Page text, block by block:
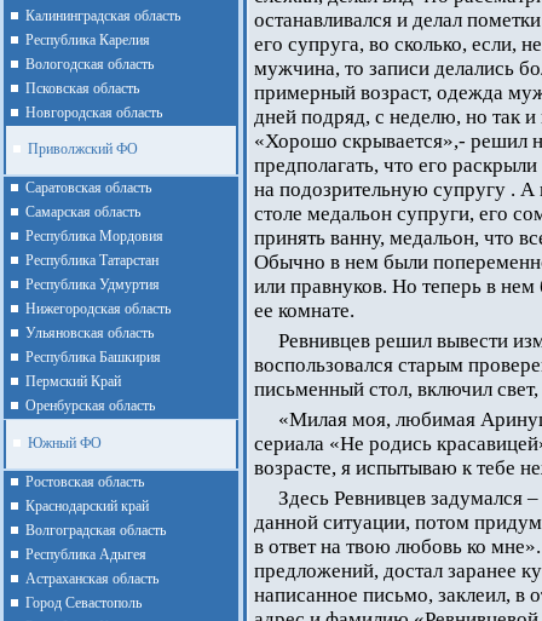
Калининградская область
Республика Карелия
Вологодская область
Псковская область
Новгородская область
Приволжский ФО
Cаратовская область
Cамарская область
Республика Мордовия
Республика Татарстан
Республика Удмуртия
Нижегородская область
Ульяновская область
Республика Башкирия
Пермский Край
Оренбурская область
Южный ФО
Ростовская область
Краснодарский край
Волгоградская область
Республика Адыгея
Астраханская область
Город Севастополь
останавливался и делал
его супруга, во сколько, если,
мужчина, то записи делались
примерный возраст, одежда
дней подряд, с неделю, но так
«Хорошо скрывается»,- решил
предполагать, что его
на подозрительную супругу .
столе медальон супруги, его
принять ванну, медальон, что
Обычно в нем были
или правнуков. Но теперь в нем
ее комнате.
Ревнивцев решил вывести
воспользовался старым
письменный стол, включил
«Милая моя, любимая
сериала «Не родись
возрасте, я испытываю к тебе
Здесь Ревнивцев задумался
данной ситуации, потом
в ответ на твою любовь ко
предложений, достал заранее
написанное письмо, заклеил, в